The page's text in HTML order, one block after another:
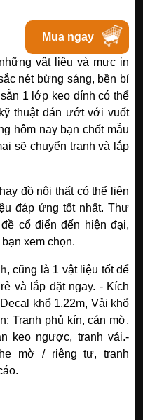
Mua ngay
vật liệu và mực in
nét bừng sáng, bền bỉ
1 lớp keo dính có thể
thuật dán ướt với vuốt
hôm nay bạn chốt mẫu
sẽ chuyển tranh và lắp
đồ nội thất có thể liên
đáp ứng tốt nhất. Thư
cổ điển đến hiện đại,
xem chọn.
, cũng là 1 vật liệu tốt để
và lắp đặt ngay. - Kích
khổ 1.22m, Vải khổ
Tranh phủ kín, cán mờ,
keo ngược, tranh vải.-
mờ / riêng tư, tranh